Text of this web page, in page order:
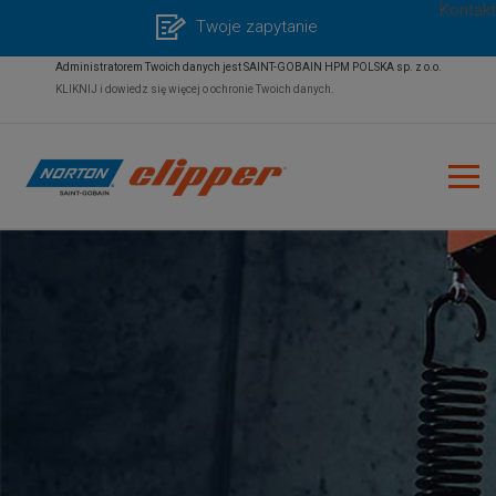
Kontakt
Twoje zapytanie
Administratorem Twoich danych jest SAINT-GOBAIN HPM POLSKA sp. z o.o.
KLIKNIJ i dowiedz się więcej o ochronie Twoich danych.